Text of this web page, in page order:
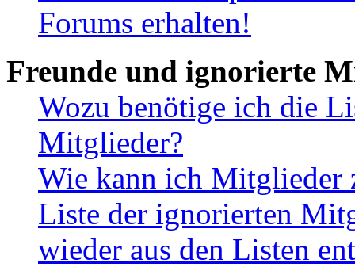
Forums erhalten!
Freunde und ignorierte
Wozu benötige ich die
Mitglieder?
Wie kann ich Mitglieder
Liste der ignorierten
wieder aus den Listen